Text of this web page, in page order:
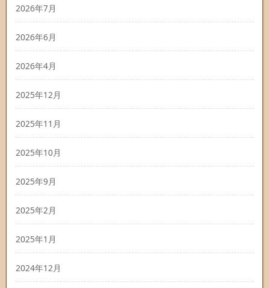
2026年7月
2026年6月
2026年4月
2025年12月
2025年11月
2025年10月
2025年9月
2025年2月
2025年1月
2024年12月